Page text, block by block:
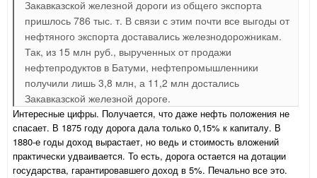
Закавказской железной дороги из общего экспорта
пришлось 786 тыс. т. В связи с этим почти все выгоды от
нефтяного экспорта доставались железнодорожникам.
Так, из 15 млн руб., вырученных от продажи
нефтепродуктов в Батуми, нефтепромышленники
получили лишь 3,8 млн, а 11,2 млн достались
Закавказской железной дороге.
Интересные цифры. Получается, что даже нефть положения не
спасает. В 1875 году дорога дала только 0,15% к капиталу. В
1880-е годы доход вырастает, но ведь и стоимость вложений
практически удваивается. То есть, дорога остается на дотации
государства, гарантировавшего доход в 5%. Печально все это.